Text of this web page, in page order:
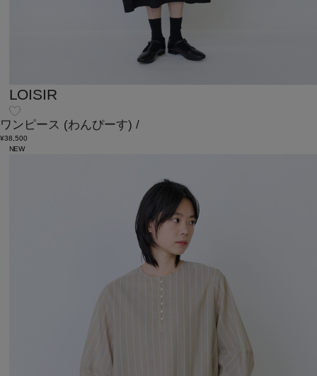
LOISIR
ワンピース (わんぴーす) /
¥38,500
NEW